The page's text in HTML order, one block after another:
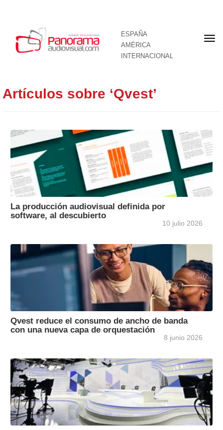
ESPAÑA
AMÉRICA
INTERNACIONAL
Artículos sobre ‘Qvest’
La producción audiovisual definida por
software, al descubierto
10 julio 2026
Qvest reduce el consumo de ancho de banda
con una nueva capa de orquestación
8 junio 2026